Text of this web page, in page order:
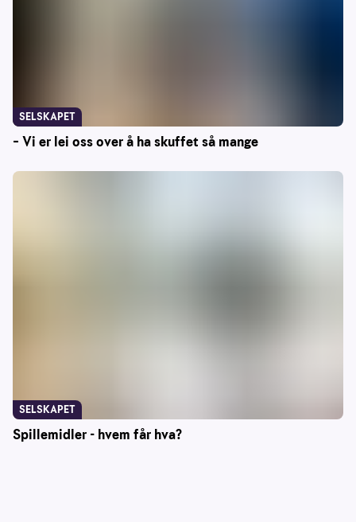
– Vi er lei oss over å ha skuffet så mange
SELSKAPET
Spillemidler - hvem får hva?
SELSKAPET